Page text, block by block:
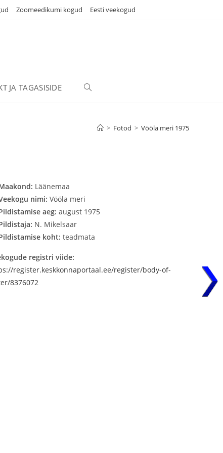
Zoomeedikumi kogud Eesti veekogud
JA TAGASISIDE TOGGLE
> Fotod > Vööla meri 1975
Läänemaa
nimi:Vööla meri
aeg:august 1975
N. Mikelsaar
koht:teadmata
registri viide:
register.keskkonnaportaal.ee/register/body-of-
8376072